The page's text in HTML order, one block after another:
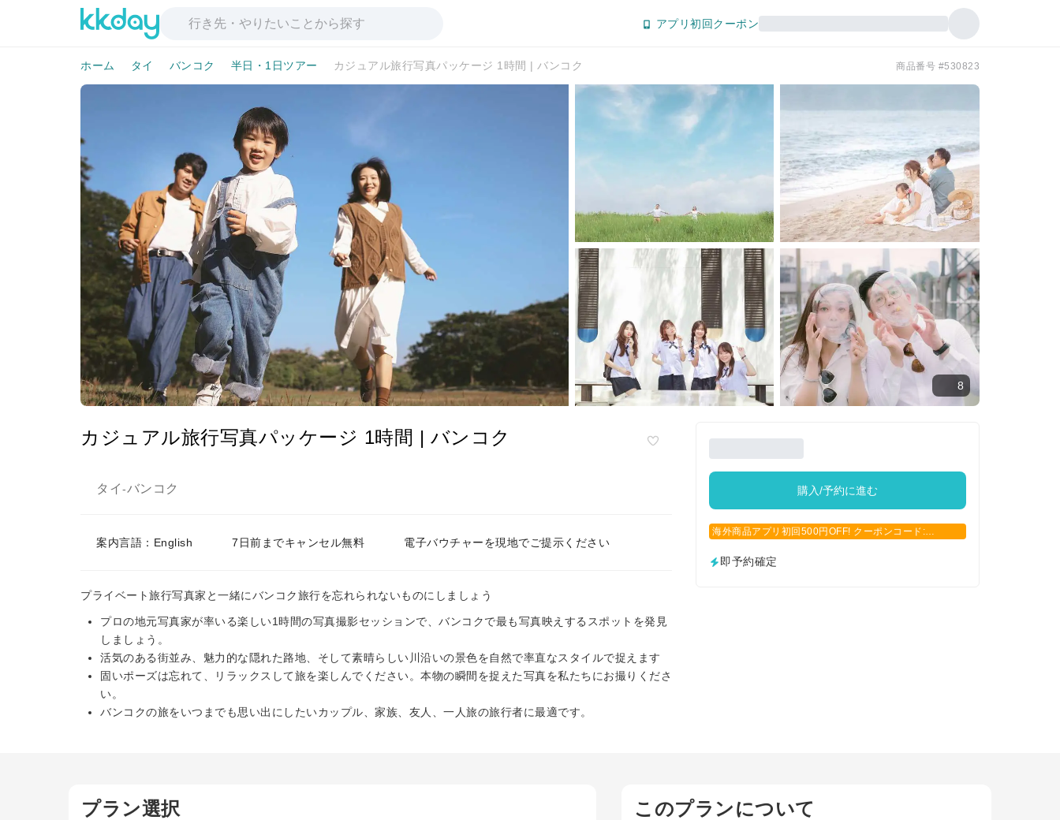
アプリ初回クーポン
ホーム タイ バンコク 半日・1日ツアー カジュアル旅行写真パッケージ 1時間 | バンコク 商品番号 #530823
8
カジュアル旅行写真パッケージ 1時間 | バンコク
タイ-バンコク
案内言語：English 7日前までキャンセル無料 電子バウチャーを現地でご提示ください
プライベート旅行写真家と一緒にバンコク旅行を忘れられないものにしましょう
プロの地元写真家が率いる楽しい1時間の写真撮影セッションで、バンコクで最も写真映えするスポットを発見
しましょう。
活気のある街並み、魅力的な隠れた路地、そして素晴らしい川沿いの景色を自然で率直なスタイルで捉えます
固いポーズは忘れて、リラックスして旅を楽しんでください。本物の瞬間を捉えた写真を私たちにお撮りくださ
い。
バンコクの旅をいつまでも思い出にしたいカップル、家族、友人、一人旅の旅行者に最適です。
購入/予約に進む
海外商品アプリ初回500円OFF! クーポンコード:
即予約確定
プラン選択 このプランについて